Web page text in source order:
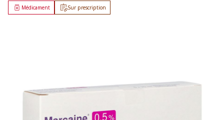
Sur prescription
Médicament